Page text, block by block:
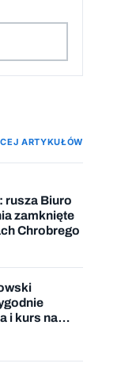
ARTYKUŁÓW
rusza Biuro
zamknięte
Chrobrego
i kurs na